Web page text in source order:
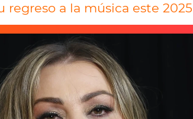
a la música este 2025